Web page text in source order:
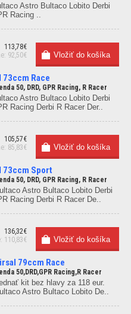
Astro Bultaco Lobito Derbi
Racing ..
113,78€
92,50€
73ccm Race
50, DRD, GPR Racing, R Racer
Astro Bultaco Lobito Derbi
Racing Derbi R Racer Der..
105,57€
85,83€
73ccm Sport
50, DRD, GPR Racing, R Racer
Astro Bultaco Lobito Derbi
Racing Derbi R Racer De..
136,32€
110,83€
79ccm Race
50,DRD,GPR Racing,R Racer
kit bez hlavy za 118 eur.
Astro Bultaco Lobito De..